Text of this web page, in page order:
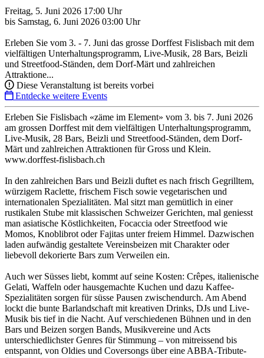
Freitag, 5. Juni 2026 17:00 Uhr
bis Samstag, 6. Juni 2026 03:00 Uhr
Erleben Sie vom 3. - 7. Juni das grosse Dorffest Fislisbach mit dem
vielfältigen Unterhaltungsprogramm, Live-Musik, 28 Bars, Beizli
und Streetfood-Ständen, dem Dorf-Märt und zahlreichen
Attraktione...
Diese Veranstaltung ist bereits vorbei
Entdecke weitere Events
Erleben Sie Fislisbach «zäme im Element» vom 3. bis 7. Juni 2026
am grossen Dorffest mit dem vielfältigen Unterhaltungsprogramm,
Live-Musik, 28 Bars, Beizli und Streetfood-Ständen, dem Dorf-
Märt und zahlreichen Attraktionen für Gross und Klein.
www.dorffest-fislisbach.ch
In den zahlreichen Bars und Beizli duftet es nach frisch Gegrilltem,
würzigem Raclette, frischem Fisch sowie vegetarischen und
internationalen Spezialitäten. Mal sitzt man gemütlich in einer
rustikalen Stube mit klassischen Schweizer Gerichten, mal geniesst
man asiatische Köstlichkeiten, Focaccia oder Streetfood wie
Momos, Knoblibrot oder Fajitas unter freiem Himmel. Dazwischen
laden aufwändig gestaltete Vereinsbeizen mit Charakter oder
liebevoll dekorierte Bars zum Verweilen ein.
Auch wer Süsses liebt, kommt auf seine Kosten: Crêpes, italienische
Gelati, Waffeln oder hausgemachte Kuchen und dazu Kaffee-
Spezialitäten sorgen für süsse Pausen zwischendurch. Am Abend
lockt die bunte Barlandschaft mit kreativen Drinks, DJs und Live-
Musik bis tief in die Nacht. Auf verschiedenen Bühnen und in den
Bars und Beizen sorgen Bands, Musikvereine und Acts
unterschiedlichster Genres für Stimmung – von mitreissend bis
entspannt, von Oldies und Coversongs über eine ABBA-Tribute-